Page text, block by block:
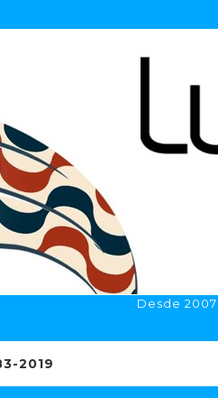
Desde
2019